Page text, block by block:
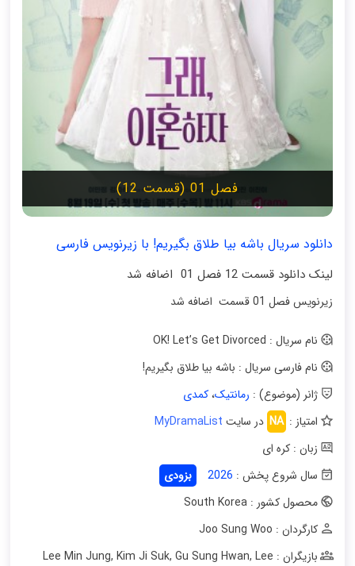
فصل 01 (قسمت 12)
دانلود سریال باشه بیا طلاق بگیریم! با زیرنویس فارسی
لینک دانلود قسمت 12 فصل 01 اضافه شد
زیرنویس فصل 01 قسمت اضافه شد
نام سریال : OK! Let’s Get Divorced
نام فارسی سریال : باشه بیا طلاق بگیریم!
ژانر (موضوع) : رمانتیک،کمدی
امتیاز : NA در سایت MyDramaList
زبان : کره ای
سال شروع پخش : 2026
بزودی
محصول کشور : South Korea
کارگردان : Joo Sung Woo
بازیگران : Lee Min Jung
, Kim Ji Suk, Gu Sung Hwan, Lee